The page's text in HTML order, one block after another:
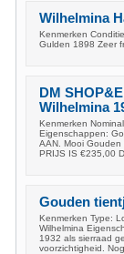
Wilhelmina
Kenmerken
Gulden 1898 Zeer
DM
Wilhelmina
Kenmerken
Eigenschappen:
AAN. Mooi Gouden
PRIJS IS €235,00
Gouden
Kenmerken Type:
Wilhelmina
1932 als sierraad
voorzichtigheid.